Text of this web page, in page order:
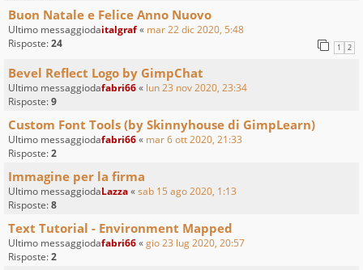
Buon Natale e Felice Anno Nuovo
Ultimo messaggiodaitalgraf« mar 22 dic 2020, 5:48
Risposte:24 1 2
Bevel Reflect Logo by GimpChat
Ultimo messaggiodafabri66« lun 23 nov 2020, 23:34
Risposte:9
Custom Font Tools (by Skinnyhouse di GimpLearn)
Ultimo messaggiodafabri66« mar 6 ott 2020, 21:33
Risposte:2
Immagine per la firma
Ultimo messaggiodaLazza«sab 15 ago 2020, 1:13
Risposte:8
Text Tutorial - Environment Mapped
Ultimo messaggiodafabri66«gio 23 lug 2020, 20:57
Risposte:2